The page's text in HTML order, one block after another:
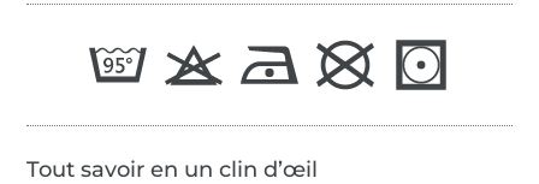
Tout savoir en un clin d’œil